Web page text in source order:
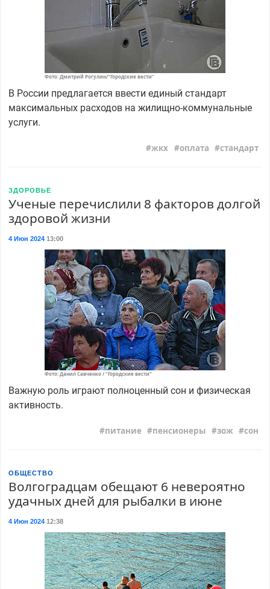
Фото: Дмитрий Рогулин/"Городские вести"
В России предлагается ввести единый стандарт
максимальных расходов на жилищно-коммунальные
услуги.
жкх оплата стандарт
ЗДОРОВЬЕ
Ученые перечислили 8 факторов долгой
здоровой жизни
4 Июн 202413:00
Фото: Данил Савченко / "Городские вести"
Важную роль играют полноценный сон и физическая
активность.
питание пенсионеры зож сон
ОБЩЕСТВО
Волгоградцам обещают 6 невероятно
удачных дней для рыбалки в июне
4 Июн 202412:38